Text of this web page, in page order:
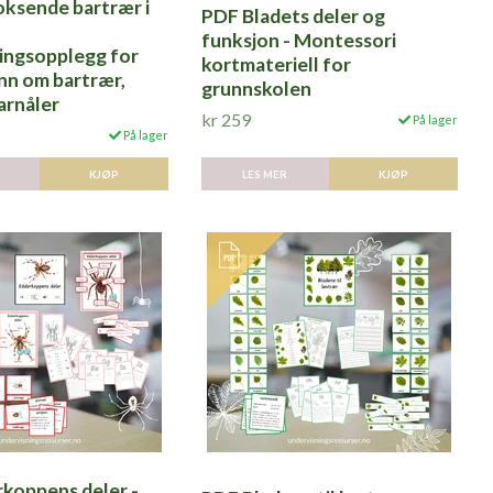
bartrær i
for
om bartrær,
På lager
KJØP
PDF Bladets deler og
funksjon - Montessori
kortmateriell for
grunnskolen
kr 259 På lager
LES MER KJØP